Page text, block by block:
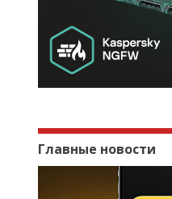
Главные новости